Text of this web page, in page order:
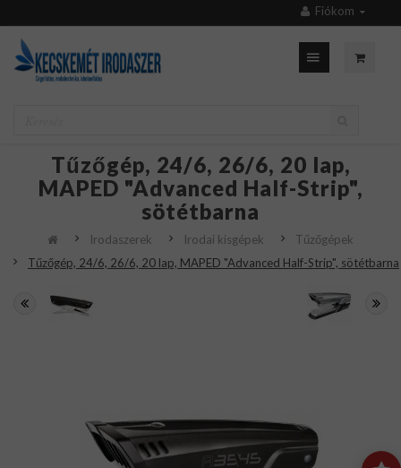
Fiókom
Tűzőgép, 24/6, 26/6, 20 lap,
MAPED "Advanced Half-Strip",
sötétbarna
Irodaszerek Irodai kisgépek
Tűzőgépek
Tűzőgép, 24/6, 26/6, 20 lap, MAPED "Advanced Half-Strip", sötétbarna